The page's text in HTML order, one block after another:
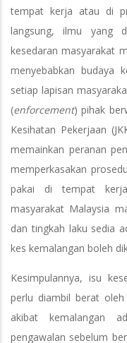
tempat kerja atau di
langsung, ilmu yang
kesedaran masyarakat
menyebabkan budaya
setiap lapisan
(enforcement) pihak
Kesihatan Pekerjaan
memainkan peranan
memperkasakan
pakai di tempat
masyarakat Malaysia
dan tingkah laku sedia
kes kemalangan boleh
Kesimpulannya, isu
perlu diambil berat
akibat kemalangan
pengawalan sebelum